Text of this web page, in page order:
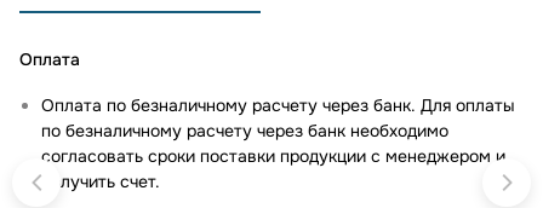
Оплата
Оплата по безналичному расчету через банк. Для оплаты
по безналичному расчету через банк необходимо
согласовать сроки поставки продукции с менеджером и
получить счет.